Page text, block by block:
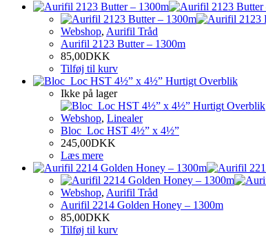
Webshop, Aurifil Tråd
Aurifil 2123 Butter – 1300m
85,00DKK
Tilføj til kurv
Hurtigt Overblik
Ikke på lager
Hurtigt Overblik
Webshop, Linealer
Bloc_Loc HST 4½” x 4½”
245,00DKK
Læs mere
Webshop, Aurifil Tråd
Aurifil 2214 Golden Honey – 1300m
85,00DKK
Tilføj til kurv